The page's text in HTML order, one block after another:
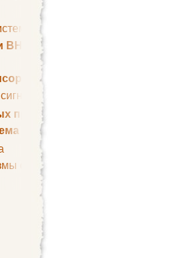
ВНД
сигналов
Сенсорная рецепция
процессов
сна